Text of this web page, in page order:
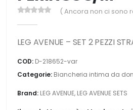
( Ancora non ci sono
LEG AVENUE – SET 2 PEZZI
COD: D-218652-var
Categorie: Biancheria intima da
Brand: LEG AVENUE, LEG AVENUE SETS